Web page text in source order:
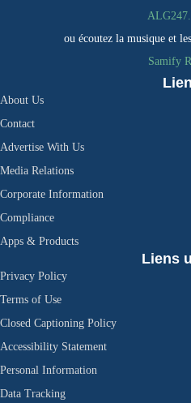
ou écoutez la musique et
Samify
About Us
Contact
Advertise With Us
Media Relations
Corporate Information
Compliance
Apps & Products
Liens
Privacy Policy
Terms of Use
Closed Captioning Policy
Accessibility Statement
Personal Information
Data Tracking